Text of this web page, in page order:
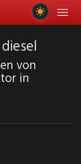
von
in